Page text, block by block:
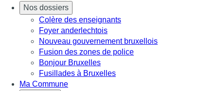
Nos dossiers
Colère des enseignants
Foyer anderlechtois
Nouveau gouvernement bruxellois
Fusion des zones de police
Bonjour Bruxelles
Fusillades à Bruxelles
Ma Commune